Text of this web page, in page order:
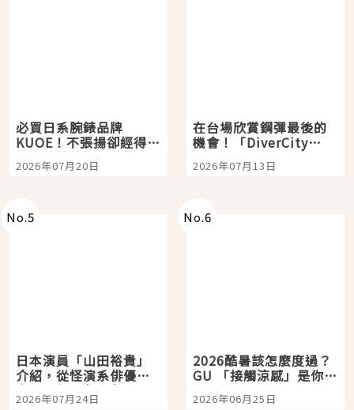
必買日系腕錶品牌
KUOE！不張揚卻經得起
時間洗鍊的經典之作五
選
2026年07月20日
在台場欣賞鋼彈最後的
機會！「DiverCity
Tokyo Plaza」搭船、
購物、美食及夜景，一
2026年07月13日
No.5
日本演員「山田裕貴」
介紹，從怪演系俳優走
向國民級日劇主角
2026年07月24日
No.6
2026酷暑該怎麼度過？
GU 「接觸涼感」是你的
夏日救星
2026年06月25日